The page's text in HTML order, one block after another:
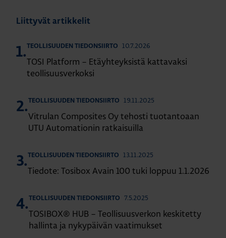
Liittyvät artikkelit
1.TEOLLISUUDEN TIEDONSIIRTO 10.7.2026
TOSI Platform – Etäyhteyksistä kattavaksi
teollisuusverkoksi
2.TEOLLISUUDEN TIEDONSIIRTO 19.11.2025
Vitrulan Composites Oy tehosti tuotantoaan
UTU Automationin ratkaisuilla
3.TEOLLISUUDEN TIEDONSIIRTO 13.11.2025
Tiedote: Tosibox Avain 100 tuki loppuu 1.1.2026
4.TEOLLISUUDEN TIEDONSIIRTO 7.5.2025
TOSIBOX® HUB – Teollisuusverkon keskitetty
hallinta ja nykypäivän vaatimukset